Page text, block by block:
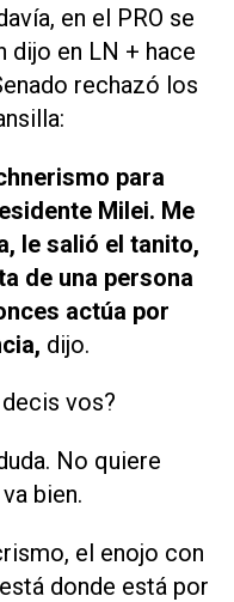
en el PRO se
dijo en LN + hace
rechazó los
para
Milei. Me
le salió el tanito,
de una persona
actúa por
dijo.
vos?
No quiere
bien.
el enojo con
donde está por